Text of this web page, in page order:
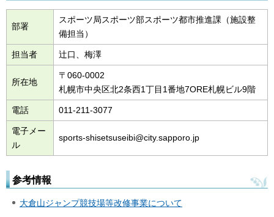
部署
スポーツ局スポーツ部スポーツ都市推進課（施設整
備担当）
担当者 辻口、梅澤
所在地
〒060-0002
札幌市中央区北2条西1丁目1番地7ORE札幌ビル9階
電話 011-211-3077
電子メー
ル
sports-shisetsuseibi@city.sapporo.jp
参考情報
大倉山ジャンプ競技場等改修事業について